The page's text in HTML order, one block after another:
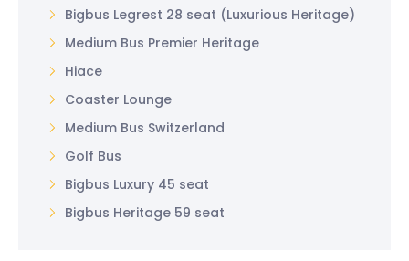
Bigbus Legrest 28 seat (Luxurious Heritage)
Medium Bus Premier Heritage
Hiace
Coaster Lounge
Medium Bus Switzerland
Golf Bus
Bigbus Luxury 45 seat
Bigbus Heritage 59 seat